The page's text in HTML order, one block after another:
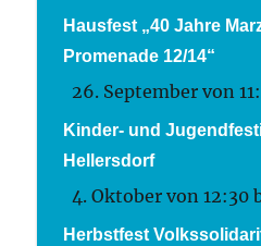
Hausfest „40 Jahre
Promenade 12/14“
26. September von
Kinder- und
Hellersdorf
4. Oktober von 12:30
Herbstfest